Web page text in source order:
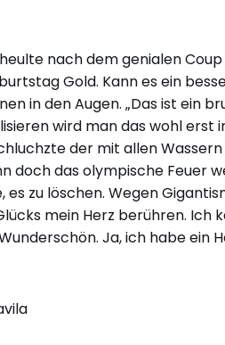
nach dem genialen Coup
Gold. Kann es ein
in den Augen. „Das ist ein
wird man das wohl erst
der mit allen
doch das olympische Feuer
zu löschen. Wegen
mein Herz berühren. Ich
Ja, ich habe ein